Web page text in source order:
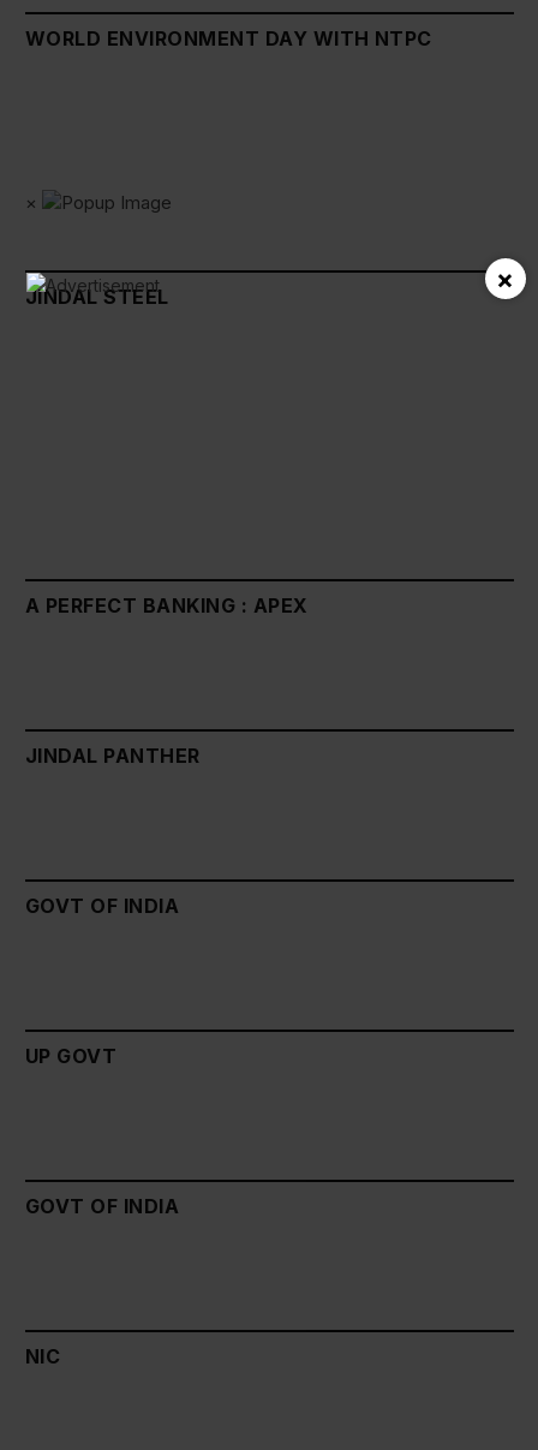
WORLD ENVIRONMENT DAY WITH NTPC
×
JINDAL STEEL
A PERFECT BANKING : APEX
JINDAL PANTHER
GOVT OF INDIA
UP GOVT
GOVT OF INDIA
NIC
×